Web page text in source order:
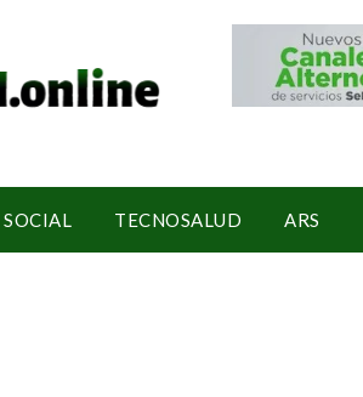
TECNOSALUD ARS